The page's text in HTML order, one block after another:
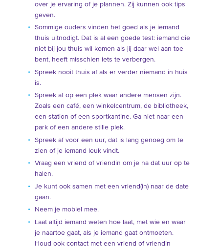
over je ervaring of je plannen. Zij kunnen ook tips
geven.
Sommige ouders vinden het goed als je iemand
thuis uitnodigt. Dat is al een goede test: iemand die
niet bij jou thuis wil komen als jij daar wel aan toe
bent, heeft misschien iets te verbergen.
Spreek nooit thuis af als er verder niemand in huis
is.
Spreek af op een plek waar andere mensen zijn.
Zoals een café, een winkelcentrum, de bibliotheek,
een station of een sportkantine. Ga niet naar een
park of een andere stille plek.
Spreek af voor een uur, dat is lang genoeg om te
zien of je iemand leuk vindt.
Vraag een vriend of vriendin om je na dat uur op te
halen.
Je kunt ook samen met een vriend(in) naar de date
gaan.
Neem je mobiel mee.
Laat altijd iemand weten hoe laat, met wie en waar
je naartoe gaat, als je iemand gaat ontmoeten.
Houd ook contact met een vriend of vriendin